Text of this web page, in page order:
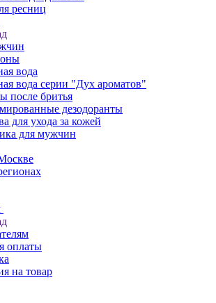
ресниц
вода
вода серии "Дух ароматов"
после бритья
дезодоранты
для ухода за кожей
для мужчин
оплаты
на товар